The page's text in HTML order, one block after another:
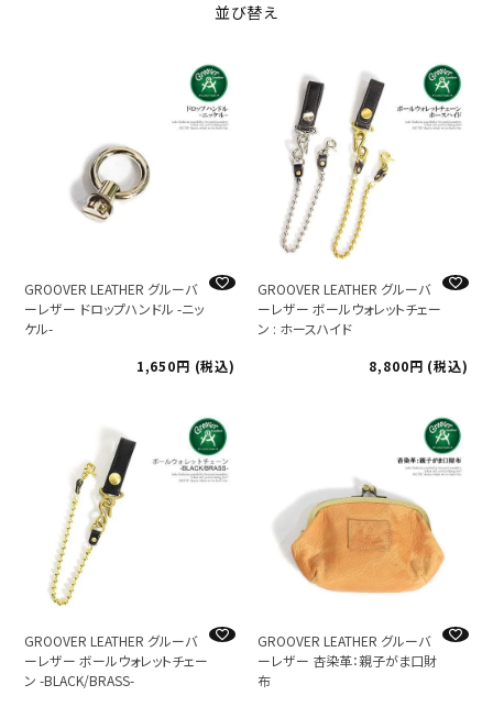
並び替え
GROOVER LEATHER グルーバ
ーレザー ドロップハンドル -ニッ
ケル-
1,650
税込
GROOVER LEATHER グルーバ
ーレザー ボールウォレットチェー
ン : ホースハイド
8,800
税込
GROOVER LEATHER グルーバ
ーレザー ボールウォレットチェー
ン -BLACK/BRASS-
GROOVER LEATHER グルーバ
ーレザー 杏染革：親子がま口財
布